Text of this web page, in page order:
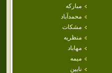
مباركه
محمدآباد
مشكات
منظريه
مهاباد
ميمه
نايين